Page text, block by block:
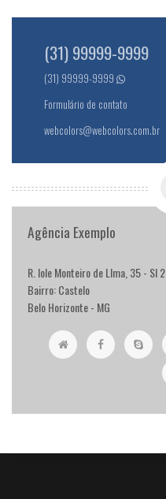
(31) 99999-9999
(31) 99999-9999
Formulário de contato
webcolors@webcolors.com.br
Agência Exemplo
R. Iole Monteiro de LIma, 35 - Sl 2
Bairro: Castelo
Belo Horizonte - MG